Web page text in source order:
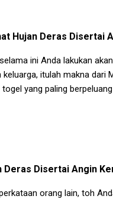
Hujan Deras Disertai
ini Anda lakukan
itulah makna dari
yang paling
Deras Disertai Angin
orang lain, toh